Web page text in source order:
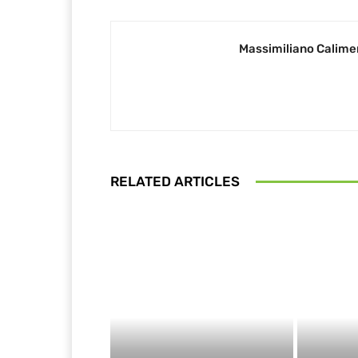
Massimiliano
RELATED ARTICLES